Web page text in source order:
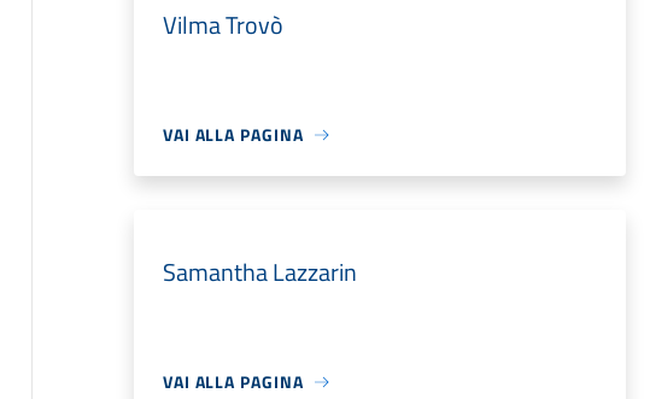
Vilma Trovò
VAI ALLA PAGINA
Samantha Lazzarin
VAI ALLA PAGINA